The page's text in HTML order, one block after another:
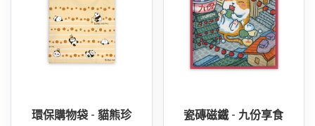
環保購物袋 - 貓熊珍
瓷磚磁鐵 - 九份享食